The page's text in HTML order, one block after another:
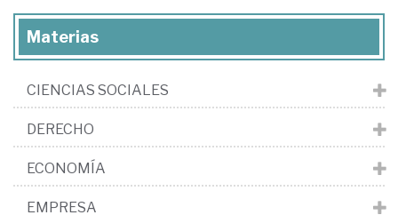
Materias
CIENCIAS SOCIALES
DERECHO
ECONOMÍA
EMPRESA